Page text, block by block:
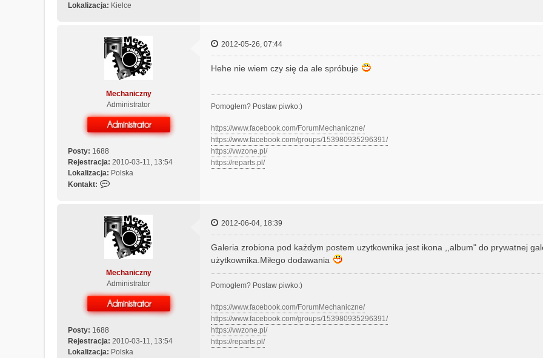
h
i
c
z
n
Lokalizacja: Kielce
Mechaniczny
Administrator
Posty: 1688
Rejestracja: 2010-03-11, 13:54
Lokalizacja: Polska
Kontakt:
n
t
a
k
u
j
s
i
ę
e
2012-05-26, 07:44
Hehe nie wiem czy się da ale spróbuje
Pomogłem? Postaw piwko:)
https://www.facebook.com/ForumMechaniczne/
https://www.facebook.com/groups/153980935296391/
https://vwzone.pl/
https://reparts.pl/
Mechaniczny
Administrator
Posty: 1688
Rejestracja: 2010-03-11, 13:54
Lokalizacja: Polska
2012-06-04, 18:39
Galeria zrobiona pod każdym postem uzytkownika jest ikona ,,album" do prywatnej
użytkownika.Miłego dodawania
Pomogłem? Postaw piwko:)
https://www.facebook.com/ForumMechaniczne/
https://www.facebook.com/groups/153980935296391/
https://vwzone.pl/
https://reparts.pl/